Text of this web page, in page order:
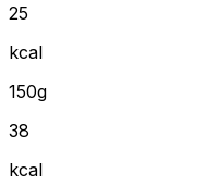
25
kcal
150g
38
kcal